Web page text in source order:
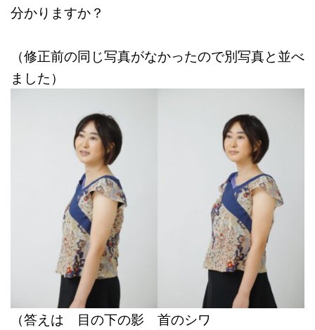
分かりますか？
（修正前の同じ写真がなかったので別写真と並べ
ました）
（答えは 目の下の影 首のシワ